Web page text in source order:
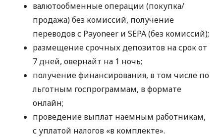
валютообменные операции (покупка/
продажа) без комиссий, получение
переводов с Payoneer и SEPA (без комиссий);
размещение срочных депозитов на срок от
7 дней, овернайт на 1 ночь;
получение финансирования, в том числе по
льготным госпрограммам, в формате
онлайн;
проведение выплат наемным работникам,
с уплатой налогов «в комплекте».